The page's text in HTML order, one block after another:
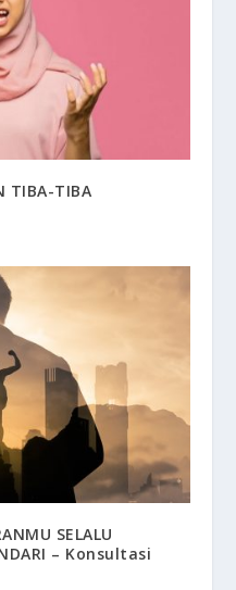
TIBA-TIBA
SELALU
– Konsultasi